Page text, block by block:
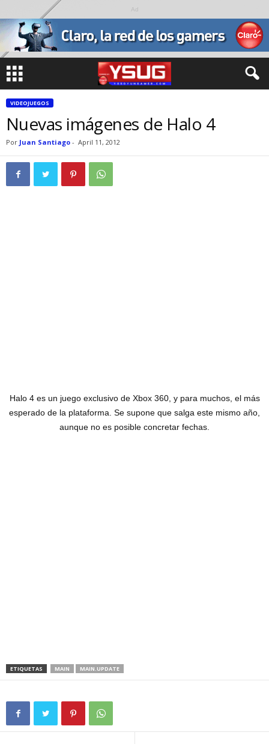
Ad
VIDEOJUEGOS
Nuevas imágenes de Halo 4
Por Juan Santiago - April 11, 2012
Halo 4 es un juego exclusivo de Xbox 360, y para muchos, el más
esperado de la plataforma. Se supone que salga este mismo año,
aunque no es posible concretar fechas.
ETIQUETAS MAIN MAIN.UPDATE